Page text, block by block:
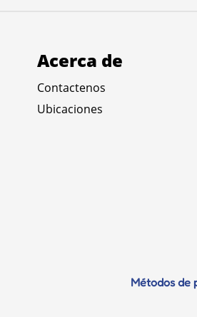
Acerca de
Contactenos
Ubicaciones
Métodos de